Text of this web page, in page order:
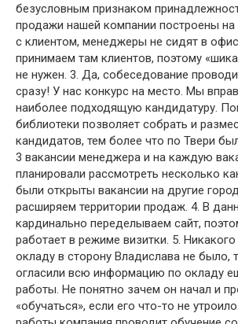
безусловным признаком
продажи нашей компании построены на
с клиентом, менеджеры не сидят в
принимаем там клиентов, поэтому
не нужен. 3. Да, собеседование
сразу! У нас конкурс на место. Мы
наиболее подходящую кандидатуру.
библиотеки позволяет собрать и
кандидатов, тем более что по Твери
3 вакансии менеджера и на каждую
планировали рассмотреть несколько
были открыты вакансии на другие
расширяем территории продаж. 4. В
кардинально переделываем сайт,
работает в режиме визитки. 5.
окладу в сторону Владислава не было,
огласили всю информацию по окладу
работы. Не понятно зачем он начал и
«обучаться», если его что-то не